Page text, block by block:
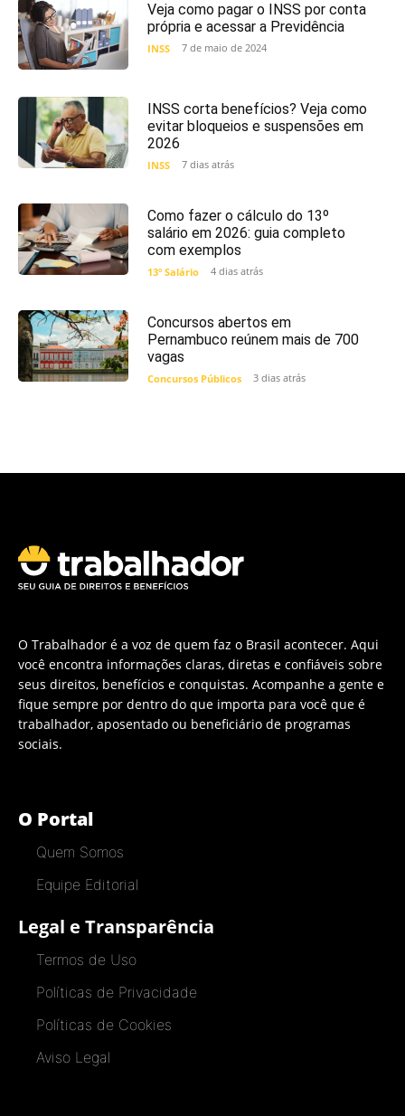
Veja como pagar o INSS por conta
própria e acessar a Previdência
INSS 7 de maio de 2024
INSS corta benefícios? Veja como
evitar bloqueios e suspensões em
2026
INSS 7 dias atrás
Como fazer o cálculo do 13º
salário em 2026: guia completo
com exemplos
13º Salário 4 dias atrás
Concursos abertos em
Pernambuco reúnem mais de 700
vagas
Concursos Públicos 3 dias atrás
O Trabalhador é a voz de quem faz o Brasil acontecer. Aqui
você encontra informações claras, diretas e confiáveis sobre
seus direitos, benefícios e conquistas. Acompanhe a gente e
fique sempre por dentro do que importa para você que é
trabalhador, aposentado ou beneficiário de programas
sociais.
O Portal
Quem Somos
Equipe Editorial
Legal e Transparência
Termos de Uso
Políticas de Privacidade
Políticas de Cookies
Aviso Legal